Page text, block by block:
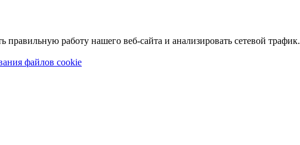
работу нашего веб-сайта и анализировать сетевой трафик.
файлов cookie